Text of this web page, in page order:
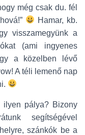
még csak du. fél
Hamar, kb.
visszamegyünk a
(ami ingyenes
a közelben lévő
A téli lemenő nap
pálya? Bizony
segítségével
szánkók be a